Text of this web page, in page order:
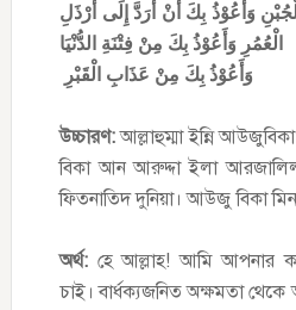
وَأَعُوْذُ بِكَ أَنْ أُرَدَّ إِلَى أَرْذَلِ
الْعُمُرِ وَأَعُوْذُ بِكَ مِنْ فِتْنَةِ الدُّنْيَا
وَأَعُوْذُ بِكَ مِنْ عَذَابِ الْقَبْرِ
উচ্চারণ:আল্লাহুম্মা ইন্নি
বিকা আন আরুদ্দা ইলা
ফিতনাতিদ দুনিয়া। আউজু বিকা
অর্থ:হে আল্লাহ! আমি আপনার
চাই। বার্ধক্যজনিত অক্ষমতা থেকে